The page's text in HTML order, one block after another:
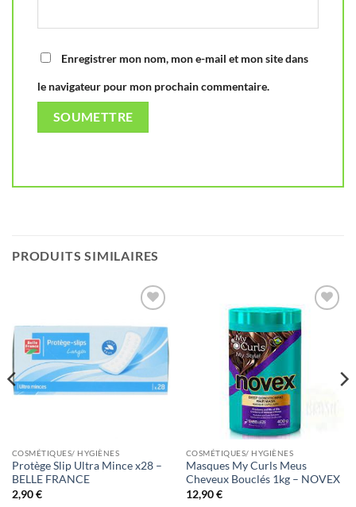
Enregistrer mon nom, mon e-mail et mon site dans
le navigateur pour mon prochain commentaire.
PRODUITS SIMILAIRES
à la liste
de
souhaits
COSMÉTIQUES/ HYGIÈNES
Protège Slip Ultra Mince x28 –
BELLE FRANCE
2,90€
COSMÉTIQUES/ HYGIÈNES
Masques My Curls Meus
Cheveux Bouclés 1kg – NOVEX
12,90€